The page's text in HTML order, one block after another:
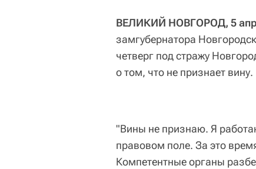
ВЕЛИКИЙ НОВГОРОД, 5
замгубернатора
четверг под стражу
о том, что не признает вину.
"Вины не признаю. Я
правовом поле. За это
Компетентные органы